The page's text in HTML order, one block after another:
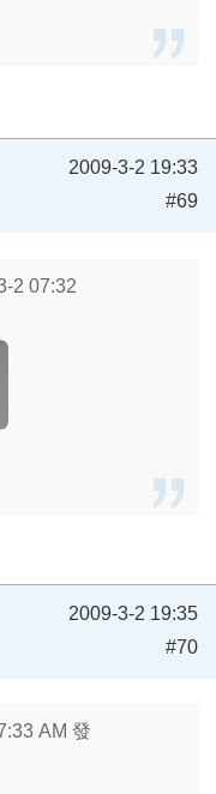
2009-3-2 19:33
#69
2 07:32
2009-3-2 19:35
#70
AM 發